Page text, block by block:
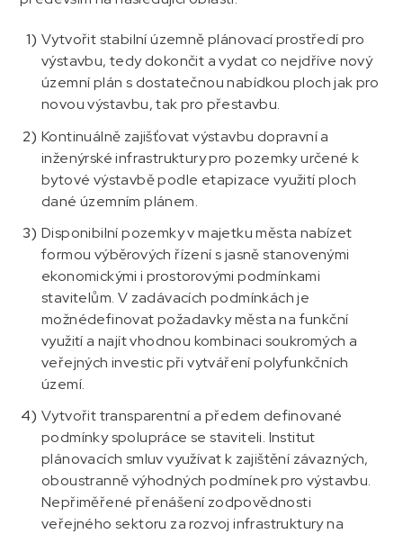
Vytvořit stabilní územně plánovací prostředí pro
výstavbu, tedy dokončit a vydat co nejdříve nový
územní plán s dostatečnou nabídkou ploch jak pro
novou výstavbu, tak pro přestavbu.
Kontinuálně zajišťovat výstavbu dopravní a
inženýrské infrastruktury pro pozemky určené k
bytové výstavbě podle etapizace využití ploch
dané územním plánem.
Disponibilní pozemky v majetku města nabízet
formou výběrových řízení s jasně stanovenými
ekonomickými i prostorovými podmínkami
stavitelům. V zadávacích podmínkách je
možnédefinovat požadavky města na funkční
využití a najít vhodnou kombinaci soukromých a
veřejných investic při vytváření polyfunkčních
území.
Vytvořit transparentní a předem definované
podmínky spolupráce se staviteli. Institut
plánovacích smluv využívat k zajištění závazných,
oboustranně výhodných podmínek pro výstavbu.
Nepřiměřené přenášení zodpovědnosti
veřejného sektoru za rozvoj infrastruktury na